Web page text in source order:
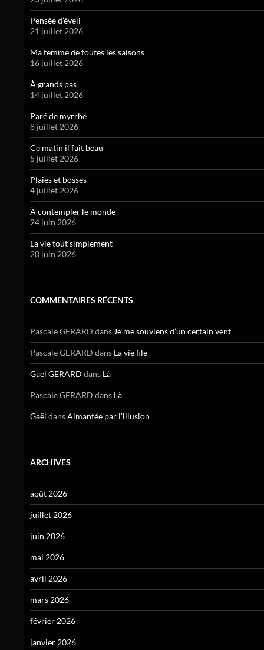
Pensée d’éveil
21 juillet 2026
Ma femme de toutes les saisons
16 juillet 2026
À grands pas
14 juillet 2026
Paré de myrrhe
8 juillet 2026
Ce matin il fait beau
5 juillet 2026
Plaies et bosses
4 juillet 2026
À contempler le monde
24 juin 2026
La vie tout simplement
20 juin 2026
COMMENTAIRES RÉCENTS
Pascale GERARD dans Je me souviens d’un certain vent
Pascale GERARD dans La vie file
Gael GERARD dans Là
Pascale GERARD dans Là
Gaël dansAimantée par l’illusion
ARCHIVES
août 2026
juillet 2026
juin 2026
mai 2026
avril 2026
mars 2026
février 2026
janvier 2026